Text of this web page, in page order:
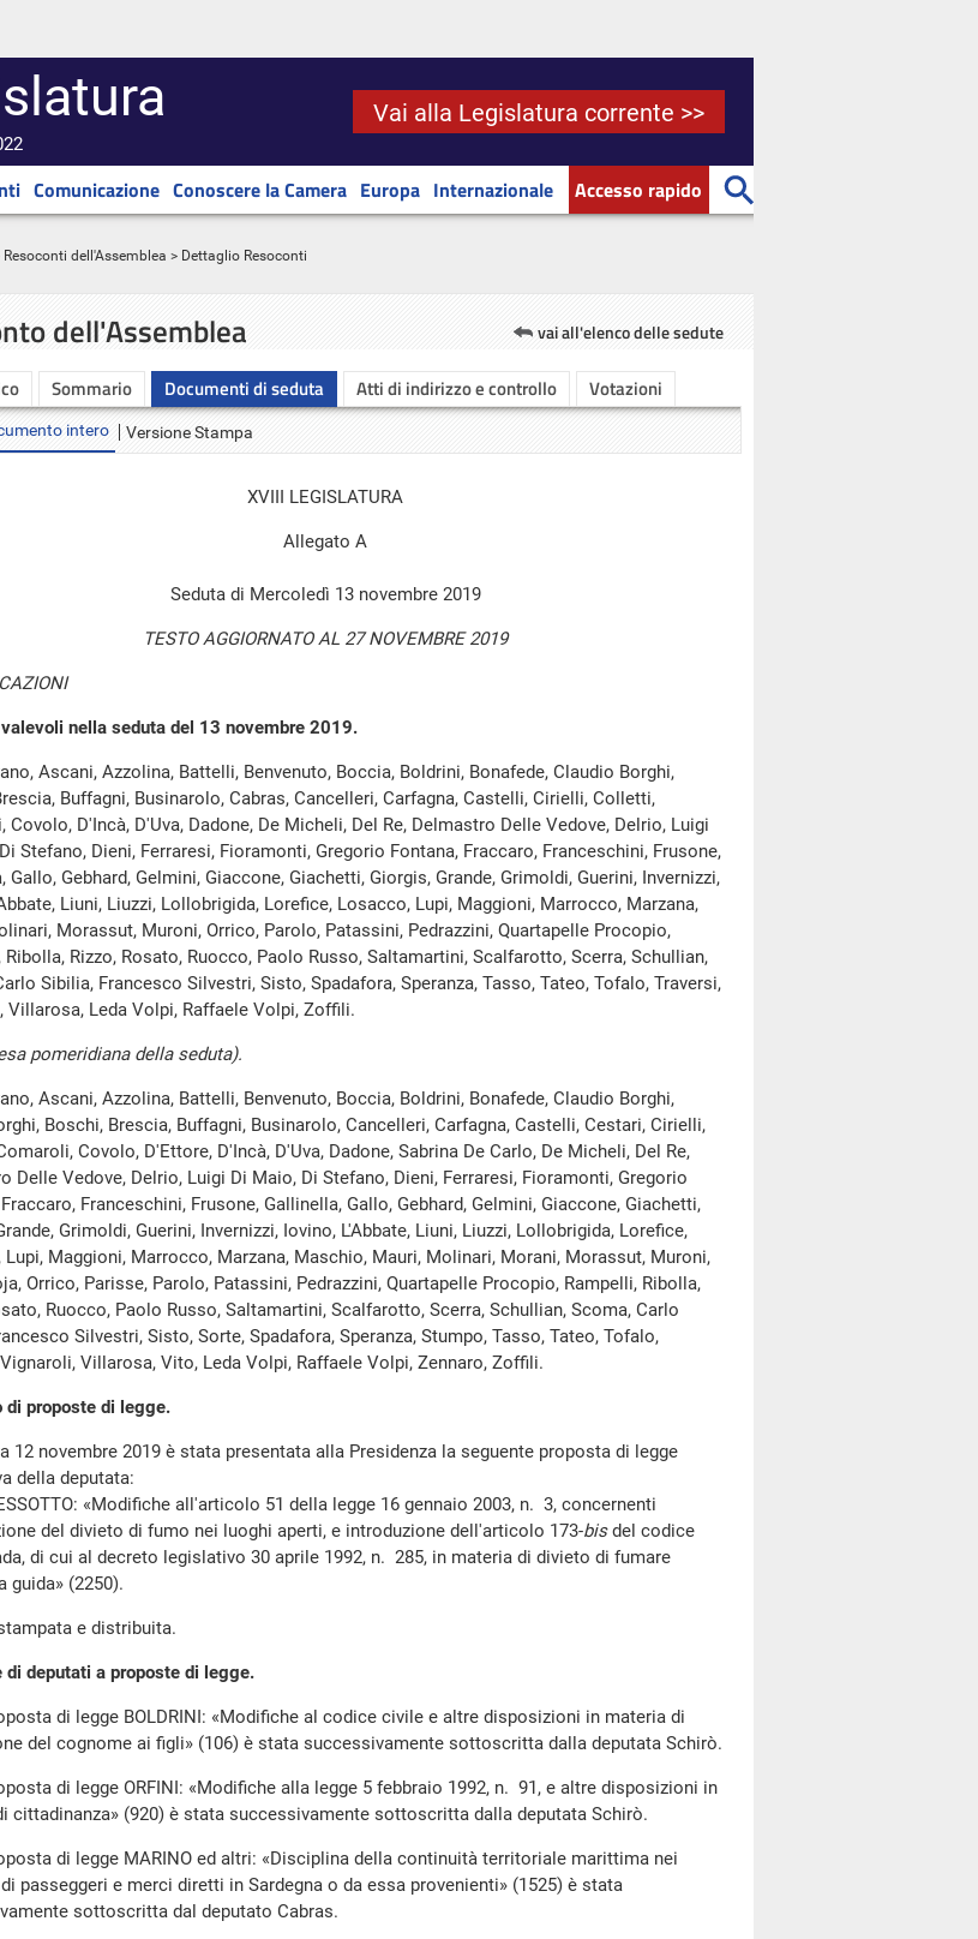
Vai alla Legislatura corrente >>
Comunicazione Conoscere la Camera Europa Internazionale Accesso rapido
Resoconti dell'Assemblea > Dettaglio Resoconti
dell'Assemblea vai all'elenco delle sedute
Sommario Documenti di seduta Atti di indirizzo e controllo Votazioni
intero Versione Stampa
XVIII LEGISLATURA
Allegato A
Seduta di Mercoledì 13 novembre 2019
TESTO AGGIORNATO AL 27 NOVEMBRE 2019
nella seduta del 13 novembre 2019.
Ascani, Azzolina, Battelli, Benvenuto, Boccia, Boldrini, Bonafede, Claudio Borghi,
Buffagni, Businarolo, Cabras, Cancelleri, Carfagna, Castelli, Cirielli, Colletti,
Covolo, D'Incà, D'Uva, Dadone, De Micheli, Del Re, Delmastro Delle Vedove, Delrio, Luigi
Stefano, Dieni, Ferraresi, Fioramonti, Gregorio Fontana, Fraccaro, Franceschini, Frusone,
Gallo, Gebhard, Gelmini, Giaccone, Giachetti, Giorgis, Grande, Grimoldi, Guerini, Invernizzi,
Liuni, Liuzzi, Lollobrigida, Lorefice, Losacco, Lupi, Maggioni, Marrocco, Marzana,
Morassut, Muroni, Orrico, Parolo, Patassini, Pedrazzini, Quartapelle Procopio,
Ribolla, Rizzo, Rosato, Ruocco, Paolo Russo, Saltamartini, Scalfarotto, Scerra, Schullian,
Sibilia, Francesco Silvestri, Sisto, Spadafora, Speranza, Tasso, Tateo, Tofalo, Traversi,
Villarosa, Leda Volpi, Raffaele Volpi, Zoffili.
pomeridiana della seduta).
Ascani, Azzolina, Battelli, Benvenuto, Boccia, Boldrini, Bonafede, Claudio Borghi,
Boschi, Brescia, Buffagni, Businarolo, Cancelleri, Carfagna, Castelli, Cestari, Cirielli,
Covolo, D'Ettore, D'Incà, D'Uva, Dadone, Sabrina De Carlo, De Micheli, Del Re,
Delle Vedove, Delrio, Luigi Di Maio, Di Stefano, Dieni, Ferraresi, Fioramonti, Gregorio
Franceschini, Frusone, Gallinella, Gallo, Gebhard, Gelmini, Giaccone, Giachetti,
Grimoldi, Guerini, Invernizzi, Iovino, L'Abbate, Liuni, Liuzzi, Lollobrigida, Lorefice,
Lupi, Maggioni, Marrocco, Marzana, Maschio, Mauri, Molinari, Morani, Morassut, Muroni,
Orrico, Parisse, Parolo, Patassini, Pedrazzini, Quartapelle Procopio, Rampelli, Ribolla,
Ruocco, Paolo Russo, Saltamartini, Scalfarotto, Scerra, Schullian, Scoma, Carlo
Silvestri, Sisto, Sorte, Spadafora, Speranza, Stumpo, Tasso, Tateo, Tofalo,
Villarosa, Vito, Leda Volpi, Raffaele Volpi, Zennaro, Zoffili.
di proposte di legge.
novembre 2019 è stata presentata alla Presidenza la seguente proposta di legge
della deputata:
«Modifiche all'articolo 51 della legge 16 gennaio 2003, n. 3, concernenti
del divieto di fumo nei luoghi aperti, e introduzione dell'articolo 173-bisdel codice
di cui al decreto legislativo 30 aprile 1992, n. 285, in materia di divieto di fumare
guida» (2250).
e distribuita.
di deputati a proposte di legge.
di legge BOLDRINI: «Modifiche al codice civile e altre disposizioni in materia di
del cognome ai figli» (106) è stata successivamente sottoscritta dalla deputata Schirò.
di legge ORFINI: «Modifiche alla legge 5 febbraio 1992, n. 91, e altre disposizioni in
cittadinanza» (920) è stata successivamente sottoscritta dalla deputata Schirò.
di legge MARINO ed altri: «Disciplina della continuità territoriale marittima nei
passeggeri e merci diretti in Sardegna o da essa provenienti» (1525) è stata
sottoscritta dal deputato Cabras.